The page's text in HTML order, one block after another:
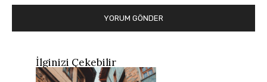
İlginizi Çekebilir